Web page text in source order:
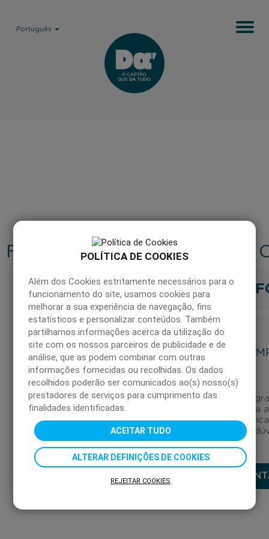
POLÍTICA DE COOKIES
Além dos Cookies estritamente necessários para o
funcionamento do site, usamos cookies para
melhorar a sua experiência de navegação, fins
estatísticos e personalizar conteúdos. Também
partilhamos informações acerca da utilização do
site com os nossos parceiros de publicidade e de
análise, que as podem combinar com outras
informações fornecidas ou recolhidas. Os dados
recolhidos poderão ser comunicados ao(s) nosso(s)
prestadores de serviços para cumprimento das
finalidades identificadas.
ACEITAR TUDO
ALTERAR DEFINIÇÕES DE COOKIES
REJEITAR COOKIES
Português
FAQ'S
PERGUNTAS
FREQUENTES
CARTÕES DÁ
PRESENTE
EMPRESAS
PARTICULARES
COMO
Canal
para
as suas